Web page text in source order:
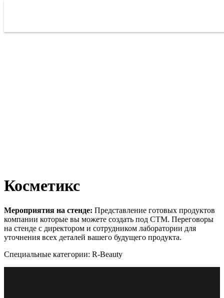
Косметикс
Мероприятия на стенде: Представление готовых продуктов
компании которые вы можете создать под СТМ. Переговоры
на стенде с директором и сотрудником лаборатории для
уточнения всех деталей вашего будущего продукта.
Специальные категории: R-Beauty